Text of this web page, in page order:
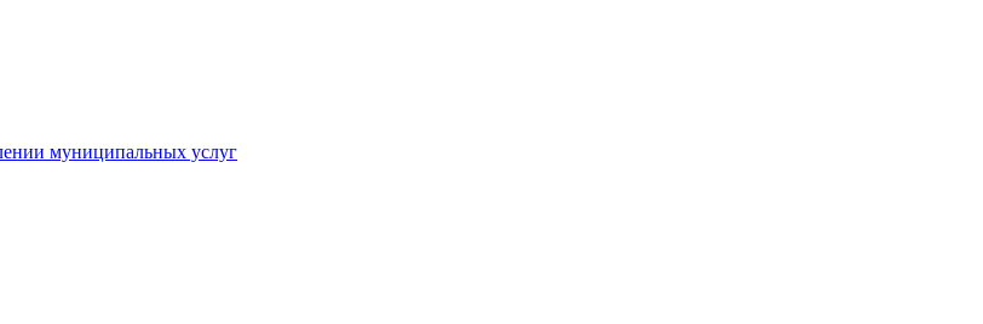
муниципальных услуг